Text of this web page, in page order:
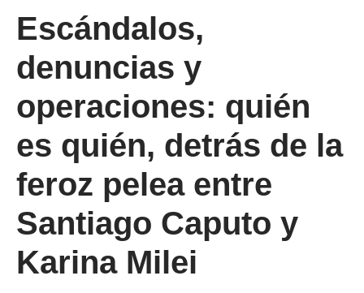
Escándalos,
denuncias y
operaciones: quién
es quién, detrás de la
feroz pelea entre
Santiago Caputo y
Karina Milei